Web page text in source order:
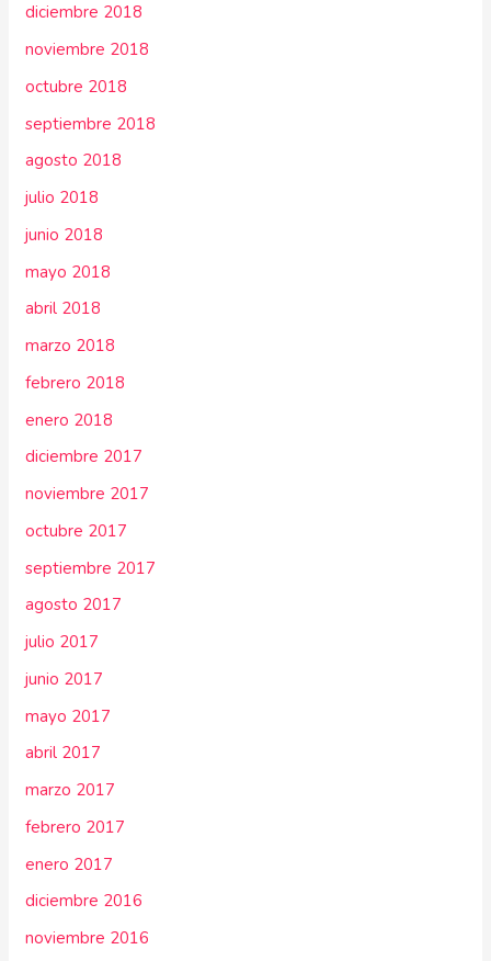
diciembre 2018
noviembre 2018
octubre 2018
septiembre 2018
agosto 2018
julio 2018
junio 2018
mayo 2018
abril 2018
marzo 2018
febrero 2018
enero 2018
diciembre 2017
noviembre 2017
octubre 2017
septiembre 2017
agosto 2017
julio 2017
junio 2017
mayo 2017
abril 2017
marzo 2017
febrero 2017
enero 2017
diciembre 2016
noviembre 2016